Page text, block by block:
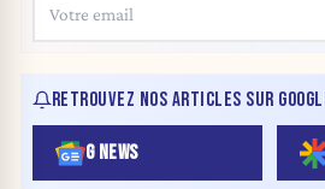
RETROUVEZ NOS ARTICLES SUR
G NEWS